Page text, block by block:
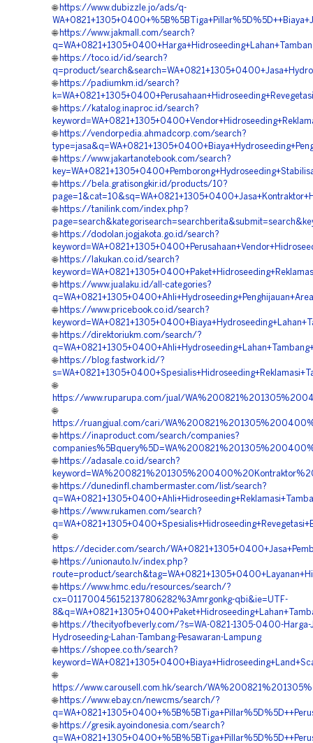
🌐 https://www.dubizzle.jo/ads/q-
🌐 https://www.jakmall.com/search?
🌐 https://toco.id/id/search?
q=product/
🌐 https://padiumkm.id/search?
🌐 https://katalog.inaproc.id/search?
🌐 https://vendorpedia.ahmadcorp.com/search?
🌐 https://www.jakartanotebook.com/search?
🌐 https://bela.gratisongkir.id/products/10?
🌐 https://tanilink.com/index.php?
🌐 https://dodolan.jogjakota.go.id/search?
🌐 https://lakukan.co.id/search?
🌐 https://www.jualaku.id/all-categories?
🌐 https://www.pricebook.co.id/search?
🌐 https://direktoriukm.com/search/?
🌐 https://blog.fastwork.id/?
🌐
https://www.ruparupa.com/jual/
🌐
https://ruangjual.com/cari/
🌐 https://inaproduct.com/search/companies?
🌐 https://adasale.co.id/search?
🌐 https://dunedinfl.chambermaster.com/list/search?
🌐 https://www.rukamen.com/search?
🌐
https://decider.com/search/
🌐 https://unionauto.lv/index.php?
route=product/
🌐 https://www.hmc.edu/resources/search/?
cx=011700456152137806282%3Amrgonkg-qbi&ie=UTF-
🌐 https://thecityofbeverly.com/?s=WA-0821-1305-0400-Harga-
Hydroseeding-Lahan-Tambang-Pesawaran-Lampung
🌐 https://shopee.co.th/search?
🌐
https://www.carousell.com.hk/search/
🌐 https://www.ebay.cn/newcms/search/?
🌐 https://gresik.ayoindonesia.com/search?